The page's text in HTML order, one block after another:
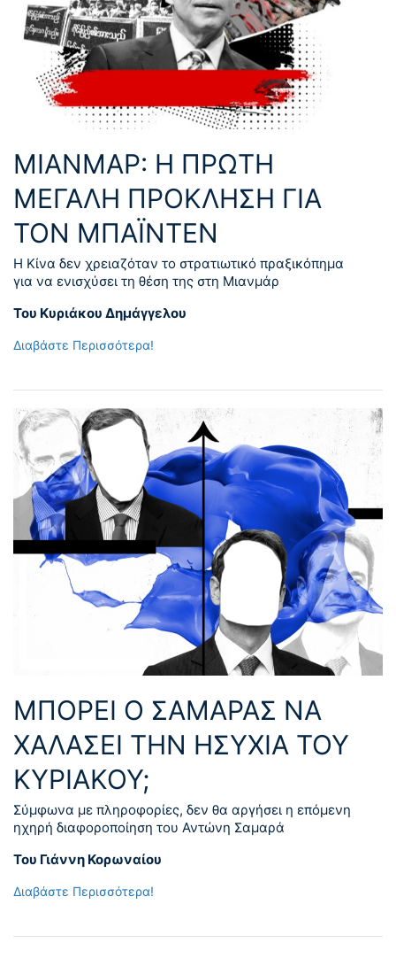
ΜΙΑΝΜΑΡ: Η ΠΡΩΤΗ
ΜΕΓΑΛΗ ΠΡΟΚΛΗΣΗ ΓΙΑ
ΤΟΝ ΜΠΑΪΝΤΕΝ
Η Κίνα δεν χρειαζόταν το στρατιωτικό πραξικόπημα
για να ενισχύσει τη θέση της στη Μιανμάρ
Του Κυριάκου Δημάγγελου
Διαβάστε Περισσότερα!
ΜΠΟΡΕΙ Ο ΣΑΜΑΡΑΣ ΝΑ
ΧΑΛΑΣΕΙ ΤΗΝ ΗΣΥΧΙΑ ΤΟΥ
ΚΥΡΙΑΚΟΥ;
Σύμφωνα με πληροφορίες, δεν θα αργήσει η επόμενη
ηχηρή διαφοροποίηση του Αντώνη Σαμαρά
Του Γιάννη Κορωναίου
Διαβάστε Περισσότερα!